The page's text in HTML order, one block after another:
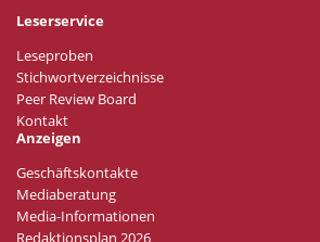
Leserservice
Leseproben
Stichwortverzeichnisse
Peer Review Board
Kontakt
Anzeigen
Geschäftskontakte
Mediaberatung
Media-Informationen
Redaktionsplan 2026